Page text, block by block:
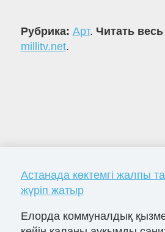
Рубрика: Арт. Читать весь
millitv.net.
Астанада көктемгі жалпы
жүріп жатыр
Елорда коммуналдық